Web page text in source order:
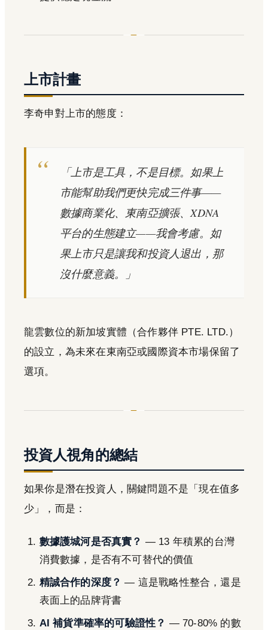
上市計畫
李奇申對上市的態度：
「上市是工具，不是目標。如果上
市能幫助我們更快完成三件事——
數據商業化、東南亞擴張、XDNA
平台的生態建立——我會考慮。如
果上市只是讓我和投資人退出，那
沒什麼意義。」
龍雲數位的新加坡實體（合作夥伴 PTE. LTD.）
的設立，為未來在東南亞或國際資本市場保留了
選項。
投資人視角的總結
如果你是潛在投資人，關鍵問題不是「現在值多
少」，而是：
數據護城河是否真實？ — 13 年積累的台灣
消費數據，是否有不可替代的價值
精誠合作的深度？ — 這是戰略性整合，還是
表面上的品牌背書
AI 補貨準確率的可驗證性？ — 70-80% 的數